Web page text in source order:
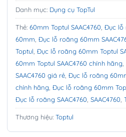
Danh mục: Dụng cụ TopTul
Thẻ: 60mm Toptul SAAC4760, Đục lỗ
60mm, Đục lỗ roăng 60mm
Toptul, Đục lỗ roăng 60mm Toptul
60mm Toptul SAAC4760 chính hãng,
SAAC4760 giá rẻ, Đục lỗ roăng
chính hãng, Đục lỗ roăng 60mm
Đục lỗ roăng SAAC4760, SAAC4760,
Thương hiệu: Toptul